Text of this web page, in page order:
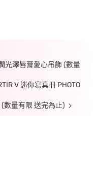
光澤唇膏愛心吊飾 (數量
V 迷你寫真冊 PHOTO
數量有限 送完為止)